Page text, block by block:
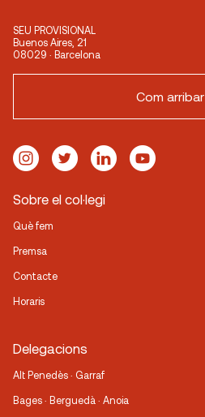
SEU PROVISIONAL
Buenos Aires, 21
08029 · Barcelona
Com arribar
Sobre el col·legi
Què fem
Premsa
Contacte
Horaris
Delegacions
Alt Penedès · Garraf
Bages · Berguedà · Anoia